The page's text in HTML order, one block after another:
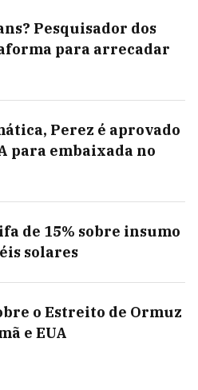
Pesquisador dos
para arrecadar
Perez é aprovado
para embaixada no
de 15% sobre insumo
solares
o Estreito de Ormuz
e EUA